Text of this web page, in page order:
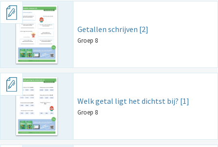
Getallen schrijven [2]
Groep 8
Welk getal ligt het dichtst bij? [1]
Groep 8